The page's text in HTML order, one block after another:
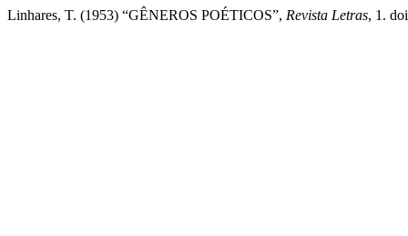
Linhares, T. (1953) “GÊNEROS POÉTICOS”, Revista Letras, 1.